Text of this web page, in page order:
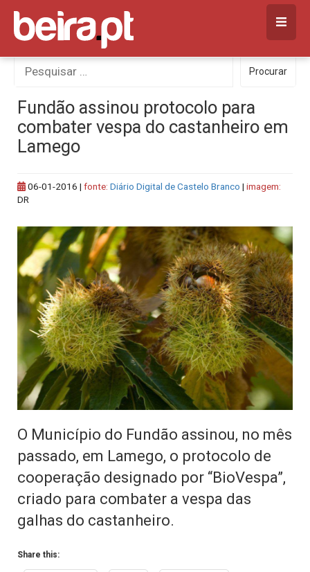
Skip
content
Procurar
por:
Procurar
Fundão assinou protocolo para
combater vespa do castanheiro em
Lamego
06-01-2016 | fonte: Diário Digital de Castelo Branco | imagem:
DR
O Município do Fundão assinou, no mês
passado, em Lamego, o protocolo de
cooperação designado por “BioVespa”,
criado para combater a vespa das
galhas do castanheiro.
Share this: